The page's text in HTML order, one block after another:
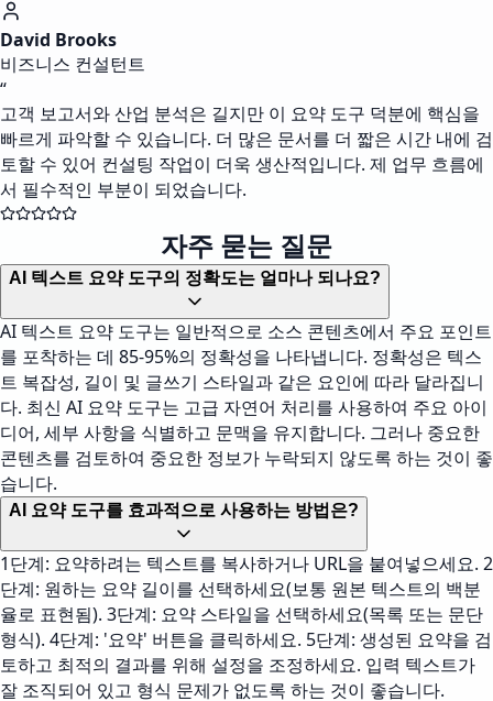
David Brooks
비즈니스 컨설턴트
“
고객 보고서와 산업 분석은 길지만 이 요약 도구 덕분에 핵심을
빠르게 파악할 수 있습니다. 더 많은 문서를 더 짧은 시간 내에 검
토할 수 있어 컨설팅 작업이 더욱 생산적입니다. 제 업무 흐름에
서 필수적인 부분이 되었습니다.
자주 묻는 질문
AI 텍스트 요약 도구의 정확도는 얼마나 되나요?
AI 텍스트 요약 도구는 일반적으로 소스 콘텐츠에서 주요 포인트
를 포착하는 데 85-95%의 정확성을 나타냅니다. 정확성은 텍스
트 복잡성, 길이 및 글쓰기 스타일과 같은 요인에 따라 달라집니
다. 최신 AI 요약 도구는 고급 자연어 처리를 사용하여 주요 아이
디어, 세부 사항을 식별하고 문맥을 유지합니다. 그러나 중요한
콘텐츠를 검토하여 중요한 정보가 누락되지 않도록 하는 것이 좋
습니다.
AI 요약 도구를 효과적으로 사용하는 방법은?
1단계: 요약하려는 텍스트를 복사하거나 URL을 붙여넣으세요. 2
단계: 원하는 요약 길이를 선택하세요(보통 원본 텍스트의 백분
율로 표현됨). 3단계: 요약 스타일을 선택하세요(목록 또는 문단
형식). 4단계: '요약' 버튼을 클릭하세요. 5단계: 생성된 요약을 검
토하고 최적의 결과를 위해 설정을 조정하세요. 입력 텍스트가
잘 조직되어 있고 형식 문제가 없도록 하는 것이 좋습니다.